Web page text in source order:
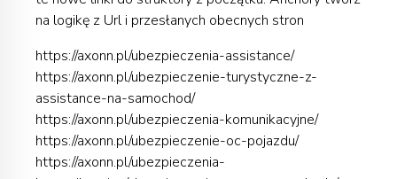
na logikę z Url i przesłanych obecnych stron
https://axonn.pl/ubezpieczenia-assistance/
https://axonn.pl/ubezpieczenie-turystyczne-z-
assistance-na-samochod/
https://axonn.pl/ubezpieczenia-komunikacyjne/
https://axonn.pl/ubezpieczenie-oc-pojazdu/
https://axonn.pl/ubezpieczenia-